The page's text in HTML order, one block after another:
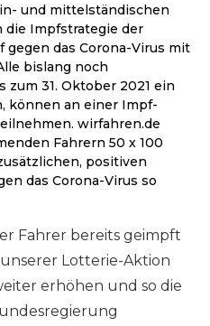
und mittelständischen
Impfstrategie der
gegen das Corona-Virus mit
bislang noch
31. Oktober 2021 ein
können an einer Impf-
wirfahren.de
Fahrern 50 x 100
positiven
das Corona-Virus so
Fahrer bereits geimpft
Lotterie-Aktion
erhöhen und so die